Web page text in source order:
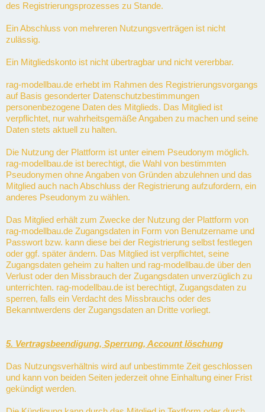
des Registrierungsprozesses zu Stande.
Ein Abschluss von mehreren Nutzungsverträgen ist nicht
zulässig.
Ein Mitgliedskonto ist nicht übertragbar und nicht vererbbar.
rag-modellbau.de erhebt im Rahmen des Registrierungsvorgangs
auf Basis gesonderter Datenschutzbestimmungen
personenbezogene Daten des Mitglieds. Das Mitglied ist
verpflichtet, nur wahrheitsgemäße Angaben zu machen und seine
Daten stets aktuell zu halten.
Die Nutzung der Plattform ist unter einem Pseudonym möglich.
rag-modellbau.de ist berechtigt, die Wahl von bestimmten
Pseudonymen ohne Angaben von Gründen abzulehnen und das
Mitglied auch nach Abschluss der Registrierung aufzufordern, ein
anderes Pseudonym zu wählen.
Das Mitglied erhält zum Zwecke der Nutzung der Plattform von
rag-modellbau.de Zugangsdaten in Form von Benutzername und
Passwort bzw. kann diese bei der Registrierung selbst festlegen
oder ggf. später ändern. Das Mitglied ist verpflichtet, seine
Zugangsdaten geheim zu halten und rag-modellbau.de über den
Verlust oder den Missbrauch der Zugangsdaten unverzüglich zu
unterrichten. rag-modellbau.de ist berechtigt, Zugangsdaten zu
sperren, falls ein Verdacht des Missbrauchs oder des
Bekanntwerdens der Zugangsdaten an Dritte vorliegt.
5. Vertragsbeendigung, Sperrung, Account löschung
Das Nutzungsverhältnis wird auf unbestimmte Zeit geschlossen
und kann von beiden Seiten jederzeit ohne Einhaltung einer Frist
gekündigt werden.